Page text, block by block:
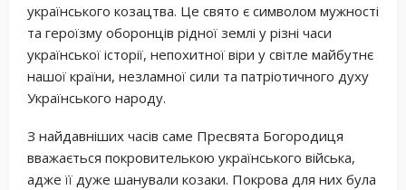
українського козацтва. Це свято є символом мужності
та героїзму оборонців рідної землі у різні часи
української історії, непохитної віри у світле майбутнє
нашої країни, незламної сили та патріотичного духу
Українського народу.
З найдавніших часів саме Пресвята Богородиця
вважається покровителькою українського війська,
адже її дуже шанували козаки. Покрова для них була